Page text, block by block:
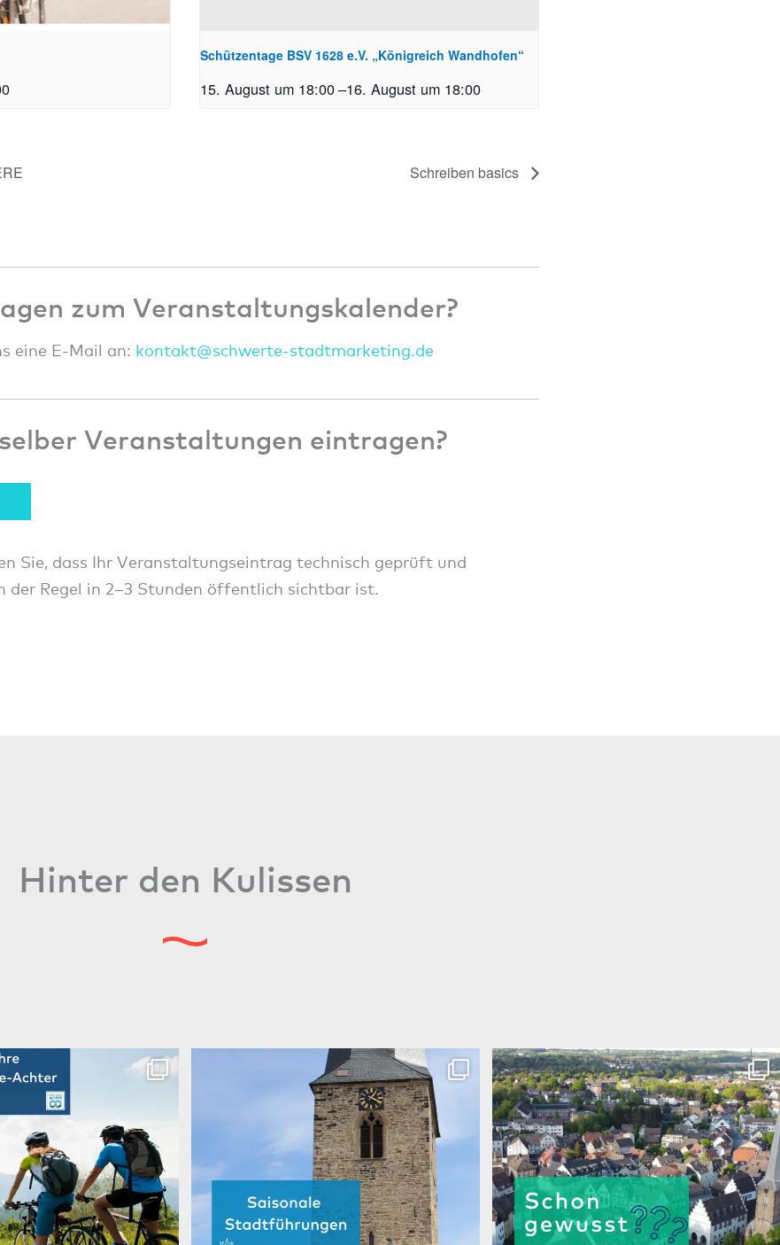
Schützentage BSV 1628 e.V. „Königreich Wandhofen“
15. August um 18:00–16. August um 18:00
Schreiben basics
zum Veranstaltungskalender?
eine E-Mail an: kontakt@schwerte-stadtmarketing.de
Veranstaltungen eintragen?
Sie, dass Ihr Veranstaltungseintrag technisch geprüft und
der Regel in 2–3 Stunden öffentlich sichtbar ist.
Hinter den Kulissen